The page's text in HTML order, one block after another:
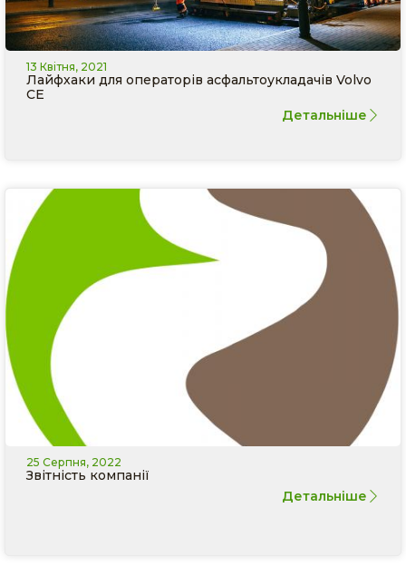
13 Квітня, 2021
Лайфхаки для операторів асфальтоукладачів Volvo
CE
Детальніше
25 Серпня, 2022
Звітність компанії
Детальніше